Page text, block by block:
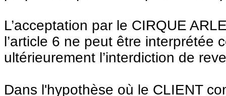
L’acceptation par le CIRQUE
l’article 6 ne peut être interprétée
ultérieurement l’interdiction de
Dans l'hypothèse où le CLIENT